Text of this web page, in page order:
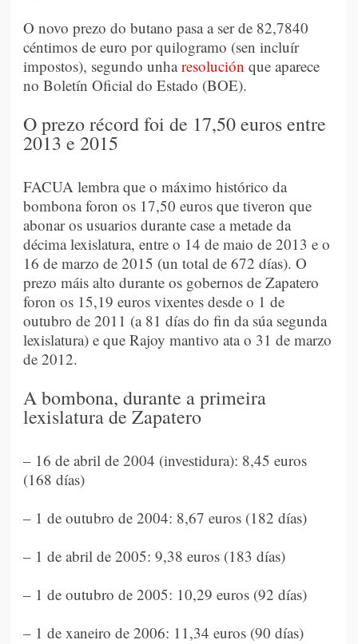
O novo prezo do butano pasa a ser de 82,7840
céntimos de euro por quilogramo (sen incluír
impostos), segundo unharesolución que aparece
no Boletín Oficial do Estado (BOE).
O prezo récord foi de 17,50 euros entre
2013 e 2015
FACUA lembra que o máximo histórico da
bombona foron os 17,50 euros que tiveron que
abonar os usuarios durante case a metade da
décima lexislatura, entre o 14 de maio de 2013 e o
16 de marzo de 2015 (un total de 672 días). O
prezo máis alto durante os gobernos de Zapatero
foron os 15,19 euros vixentes desde o 1 de
outubro de 2011 (a 81 días do fin da súa segunda
lexislatura) e que Rajoy mantivo ata o 31 de marzo
de 2012.
A bombona, durante a primeira
lexislatura de Zapatero
– 16 de abril de 2004 (investidura): 8,45 euros
(168 días)
– 1 de outubro de 2004: 8,67 euros (182 días)
– 1 de abril de 2005: 9,38 euros (183 días)
– 1 de outubro de 2005: 10,29 euros (92 días)
– 1 de xaneiro de 2006: 11,34 euros (90 días)